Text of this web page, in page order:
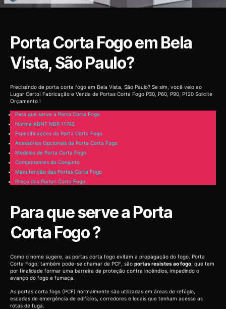
Porta Corta Fogo em Bela
Vista, São Paulo?
Precisando de porta corta fogo em Bela Vista, São Paulo? Se sim, você veio ao
Lugar Certo! Fabricação e Venda de Portas Corta Fogo P30, P60, P90, P120 Solicite
Orçamento !
Para que serve a Porta Corta Fogo
Norma ABNT NBR 11742
Especificações da Porta Corta Fogo
Acessórios Opcionais da Porta Corta Fogo
Modelos de Porta Corta Fogo
Componentes do Conjunto
Manutenção das Portas Corta Fogo
Preço das Portas Corta Fogo
Para que serve a Porta
Corta Fogo ?
Como o nome sugere, as portas corta fogo evitam a propagação do fogo. Porta
Corta Fogo, também pode-se chamar de PCF, são portas resistes ao fogo , que tem
por finalidade formar uma barreira de proteção contra incêndios, impedindo o
avanço do fogo e fumaça.
As portas corta fogo (PCF) normalmente são utilizadas em áreas de refúgio,
escadas de emergência de edifícios, corredores e locais que tenham acesso as
rotas de fuga.